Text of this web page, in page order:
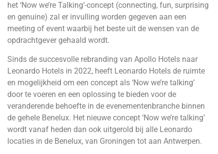
het ‘Now we’re Talking’-concept (connecting, fun, surprising
en genuine) zal er invulling worden gegeven aan een
meeting of event waarbij het beste uit de wensen van de
opdrachtgever gehaald wordt.
Sinds de succesvolle rebranding van Apollo Hotels naar
Leonardo Hotels in 2022, heeft Leonardo Hotels de ruimte
en mogelijkheid om een concept als ‘Now we’re talking’
door te voeren en een oplossing te bieden voor de
veranderende behoefte in de evenementenbranche binnen
de gehele Benelux. Het nieuwe concept ‘Now we’re talking’
wordt vanaf heden dan ook uitgerold bij alle Leonardo
locaties in de Benelux, van Groningen tot aan Antwerpen.